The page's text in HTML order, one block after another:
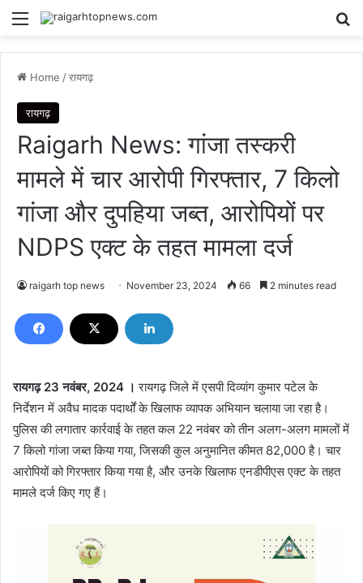
Menu
Home /रायगढ़
रायगढ़
Raigarh News: गांजा तस्करी
मामले में चार आरोपी गिरफ्तार, 7 किलो
गांजा और दुपहिया जब्त, आरोपियों पर
NDPS एक्ट के तहत मामला दर्ज
raigarh top news November 23, 2024 66 2 minutes read
रायगढ़ 23 नवंबर, 2024 । रायगढ़ जिले में एसपी दिव्यांग कुमार पटेल के
निर्देशन में अवैध मादक पदार्थों के खिलाफ व्यापक अभियान चलाया जा रहा है।
पुलिस की लगातार कार्रवाई के तहत कल 22 नवंबर को तीन अलग-अलग मामलों में
7 किलो गांजा जब्त किया गया, जिसकी कुल अनुमानित कीमत 82,000 है। चार
आरोपियों को गिरफ्तार किया गया है, और उनके खिलाफ एनडीपीएस एक्ट के तहत
मामले दर्ज किए गए हैं।